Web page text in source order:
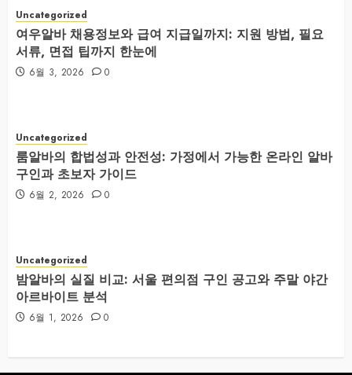
Uncategorized
여우알바 채용정보와 급여 지급일까지: 지원 방법, 필요
서류, 면접 팁까지 한눈에
6월 3, 2026 0
Uncategorized
룸알바의 합법성과 안전성: 가정에서 가능한 온라인 알바
구인과 초보자 가이드
6월 2, 2026 0
Uncategorized
밤알바의 실질 비교: 서울 편의점 구인 공고와 주말 야간
아르바이트 분석
6월 1, 2026 0